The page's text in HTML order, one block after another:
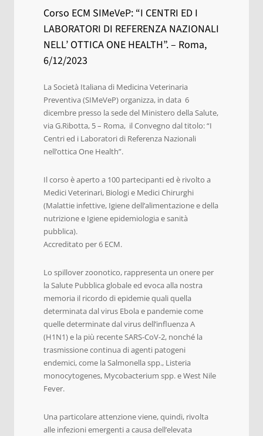
Corso ECM SIMeVeP: “I CENTRI ED I
LABORATORI DI REFERENZA NAZIONALI
NELL’ OTTICA ONE HEALTH”. – Roma,
6/12/2023
La Società Italiana di Medicina Veterinaria
Preventiva (SIMeVeP) organizza, in data 6
dicembre presso la sede del Ministero della Salute,
via G.Ribotta, 5 – Roma, il Convegno dal titolo: “I
Centri ed i Laboratori di Referenza Nazionali
nell’ottica One Health”.
Il corso è aperto a 100 partecipanti ed è rivolto a
Medici Veterinari, Biologi e Medici Chirurghi
(Malattie infettive, Igiene dell’alimentazione e della
nutrizione e Igiene epidemiologia e sanità
pubblica).
Accreditato per 6 ECM.
Lo spillover zoonotico, rappresenta un onere per
la Salute Pubblica globale ed evoca alla nostra
memoria il ricordo di epidemie quali quella
determinata dal virus Ebola e pandemie come
quelle determinate dal virus dell’influenza A
(H1N1) e la più recente SARS-CoV-2, nonché la
trasmissione continua di agenti patogeni
endemici, come la Salmonella spp., Listeria
monocytogenes, Mycobacterium spp. e West Nile
Fever.
Una particolare attenzione viene, quindi, rivolta
alle infezioni emergenti a causa dell’elevata